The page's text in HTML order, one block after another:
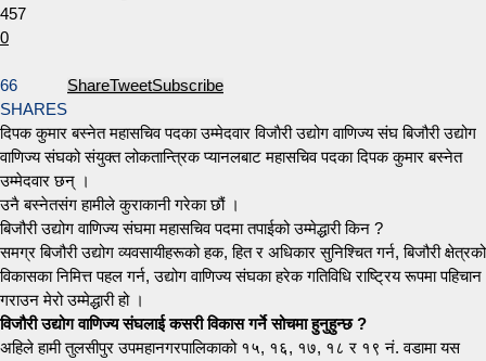
457
0
66
SHARES
ShareTweetSubscribe
दिपक कुमार बस्नेत महासचिव पदका उम्मेदवार विजाैरी उद्योग वाणिज्य संघ बिजौरी उद्योग
वाणिज्य संघको संयुक्त लोकतान्त्रिक प्यानलबाट महासचिव पदका दिपक कुमार बस्नेत
उम्मेदवार छन् ।
उनै बस्नेतसंग हामीले कुराकानी गरेका छौं ।
बिजौरी उद्योग वाणिज्य संघमा महासचिव पदमा तपाईको उम्मेद्धारी किन ?
समग्र बिजौरी उद्योग व्यवसायीहरूको हक, हित र अधिकार सुनिश्चित गर्न, बिजौरी क्षेत्रको
विकासका निमित्त पहल गर्न, उद्योग वाणिज्य संघका हरेक गतिविधि राष्ट्रिय रूपमा पहिचान
गराउन मेरो उम्मेद्धारी हो ।
विजौरी उद्योग वाणिज्य संघलाई कसरी विकास गर्ने सोचमा हुनुहुन्छ ?
अहिले हामी तुलसीपुर उपमहानगरपालिकाको १५, १६, १७, १८ र १९ नं. वडामा यस